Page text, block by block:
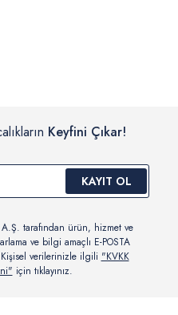
Keyfini Çıkar!
KAYIT OL
tarafından ürün, hizmet ve
ve bilgi amaçlı E-POSTA
verilerinizle ilgili "KVKK
için tıklayınız.